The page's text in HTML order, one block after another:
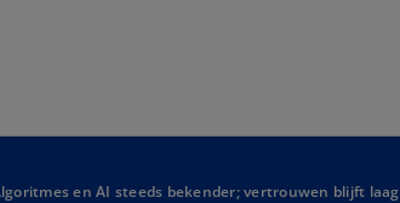
en AI steeds bekender; vertrouwen blijft laag